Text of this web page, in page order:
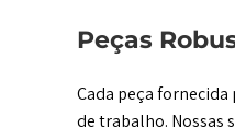
Peças
Cada peça
de trabalho. Nossas